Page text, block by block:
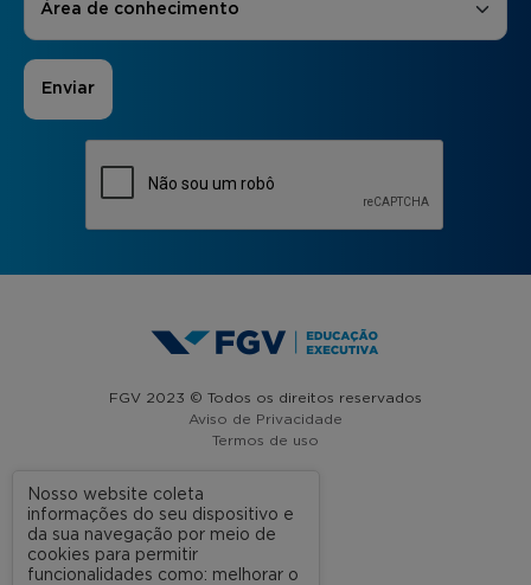
Área de conhecimento
FGV 2023 © Todos os direitos reservados
Aviso de Privacidade
Termos de uso
A FGV
Nosso website coleta
informações do seu dispositivo e
da sua navegação por meio de
cookies para permitir
funcionalidades como: melhorar o